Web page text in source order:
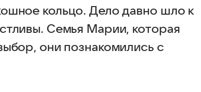
кольцо. Дело давно шло к
Семья Марии, которая
они познакомились с